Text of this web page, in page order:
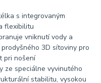
s integrovaným
flexibilitu
vniknutí vody a
3D sítoviny pro
pri nošení
ze speciálne vyvinutého
stabilitu, vysokou